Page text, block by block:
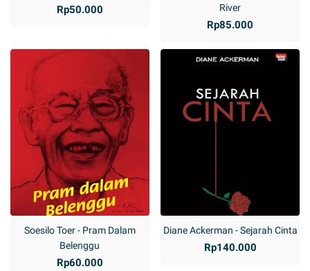
Rp50.000
River
Rp85.000
Soesilo Toer - Pram Dalam
Belenggu
Rp60.000
Diane Ackerman - Sejarah Cinta
Rp140.000